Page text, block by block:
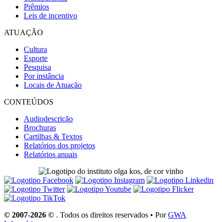
Prêmios
Leis de incentivo
ATUAÇÃO
Cultura
Esporte
Pesquisa
Por instância
Locais de Atuação
CONTEÚDOS
Audiodescrição
Brochuras
Cartilhas & Textos
Relatórios dos projetos
Relatórios anuais
© 2007-2026 © . Todos os direitos reservados • PorGWA